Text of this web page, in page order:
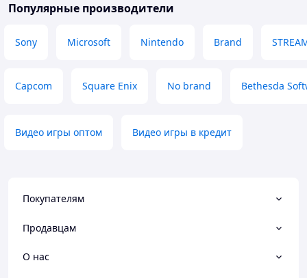
Популярные производители
Sony Microsoft Nintendo Brand
Capcom Square Enix No brand Bethesda
Видео игры оптом Видео игры в кредит
Покупателям
Продавцам
О нас